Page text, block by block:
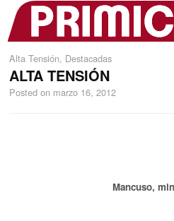
Alta Tensión, Destacadas
ALTA TENSIÓN
Posted on marzo 16, 2012
Mancuso,